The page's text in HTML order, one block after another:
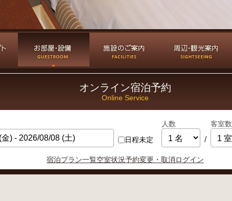
お部屋・設備 施設のご案内 周辺・観光情報
オンライン宿泊予約
Online Service
日程未定
人数
/
客室数
宿泊プラン一覧空室状況予約変更・取消ログイン